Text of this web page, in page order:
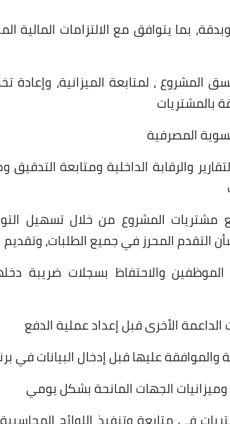
بما يتوافق مع الالتزامات
، لمتابعة الميزانية، وإعادة
بالمشتريات
المصرفية
والرقابة الداخلية ومتابعة التدقيق
المشروع من خلال تسهيل
التقدم المحرز في جميع الطلبات،
والاحتفاظ بسجلات ضريبة
الأخرى قبل إعداد عملية الدفع
عليها قبل إدخال البيانات في
الجهات المانحة بشكل يومي